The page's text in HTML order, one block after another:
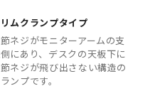
ムクランプタイプ
ネジがモニターアームの支
にあり、デスクの天板下に
ネジが飛び出さない構造の
ンプです。